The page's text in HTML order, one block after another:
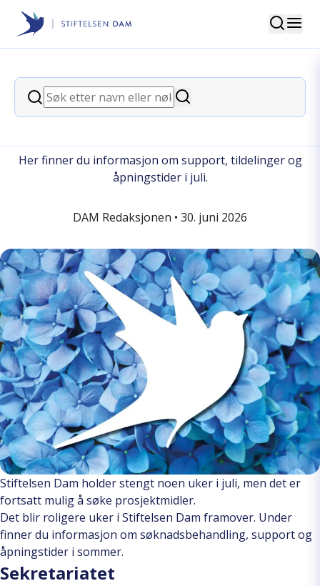
Stiftelsen Dam
Søk
Søk
Søk
back
Sommeren 2026 i Stiftelsen Dam
Her finner du informasjon om support, tildelinger og
åpningstider i juli.
DAM Redaksjonen • 30. juni 2026
Stiftelsen Dam holder stengt noen uker i juli, men det er
fortsatt mulig å søke prosjektmidler.
Det blir roligere uker i Stiftelsen Dam framover. Under
finner du informasjon om søknadsbehandling, support og
åpningstider i sommer.
Sekretariatet